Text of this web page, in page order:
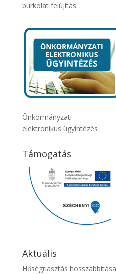
burkolat felújítás
Önkormányzati
elektronikus ügyintézés
Támogatás
Aktuális
Hőségriasztás hosszabbítása